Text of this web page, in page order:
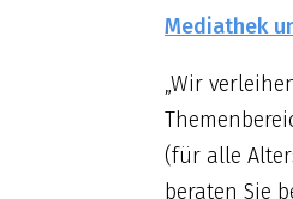
Mediathek
„Wir
(für alle
beraten Sie